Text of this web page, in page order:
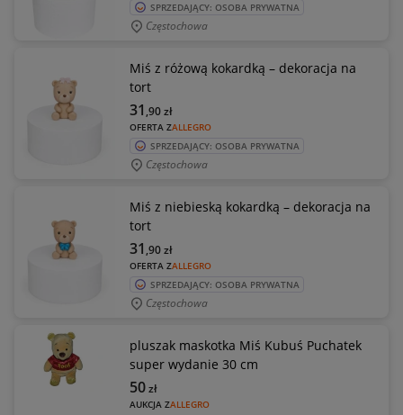
SPRZEDAJĄCY: OSOBA PRYWATNA
Częstochowa
Miś z różową kokardką – dekoracja na
tort
OFERTA ZALLEGRO
31 ,90zł
SPRZEDAJĄCY: OSOBA PRYWATNA
Częstochowa
Miś z niebieską kokardką – dekoracja na
tort
OFERTA ZALLEGRO
31 ,90zł
SPRZEDAJĄCY: OSOBA PRYWATNA
Częstochowa
pluszak maskotka Miś Kubuś Puchatek
super wydanie 30 cm
AUKCJA ZALLEGRO
50zł